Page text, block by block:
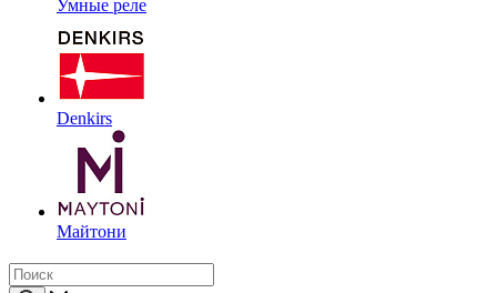
Умные реле
Denkirs
Майтони